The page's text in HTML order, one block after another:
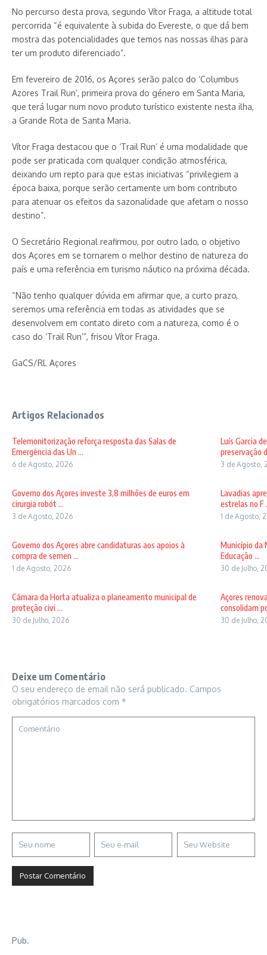
No percurso desta prova, segundo Vítor Fraga, a altitude total
percorrida “é equivalente à subida do Evereste, o que dá bem
mostra das potencialidades que temos nas nossas ilhas para
ter um produto diferenciado”.
Em fevereiro de 2016, os Açores serão palco do ‘Columbus
Azores Trail Run’, primeira prova do género em Santa Maria,
que terá lugar num novo produto turístico existente nesta ilha,
a Grande Rota de Santa Maria.
Vítor Fraga destacou que o ‘Trail Run’ é uma modalidade que
pode ser praticada com qualquer condição atmosférica,
deixando um repto para que estas iniciativas “privilegiem a
época baixa, porque serão certamente um bom contributo
para atenuar os efeitos da sazonalidade que afetam o nosso
destino”.
O Secretário Regional reafirmou, por outro lado, o objetivo
dos Açores em se tornarem o melhor destino de natureza do
país e uma referência em turismo náutico na próxima década.
“Não tenho qualquer dúvida em afirmar que, a curto prazo,
seremos uma referência em todas as atividades que se
desenvolvem em contato direto com a natureza, como é o
caso do ‘Trail Run’”, frisou Vítor Fraga.
GaCS/RL Açores
Artigos Relacionados
Telemonitorização reforça resposta das Salas de
Emergência das Un ...
6 de Agosto, 2026
Luís Garcia
preservação
3 de Agosto,
Governo dos Açores investe 3,8 milhões de euros em
cirurgia robót ...
3 de Agosto, 2026
Lavadias
estrelas no F
1 de Agosto,
Governo dos Açores abre candidaturas aos apoios à
compra de semen ...
1 de Agosto, 2026
Município da
Educação ...
30 de Julho,
Câmara da Horta atualiza o planeamento municipal de
proteção civi ...
30 de Julho, 2026
Açores
consolidam
30 de Julho,
Deixe um Comentário
O seu endereço de email não será publicado. Campos
obrigatórios marcados com *
Pub.